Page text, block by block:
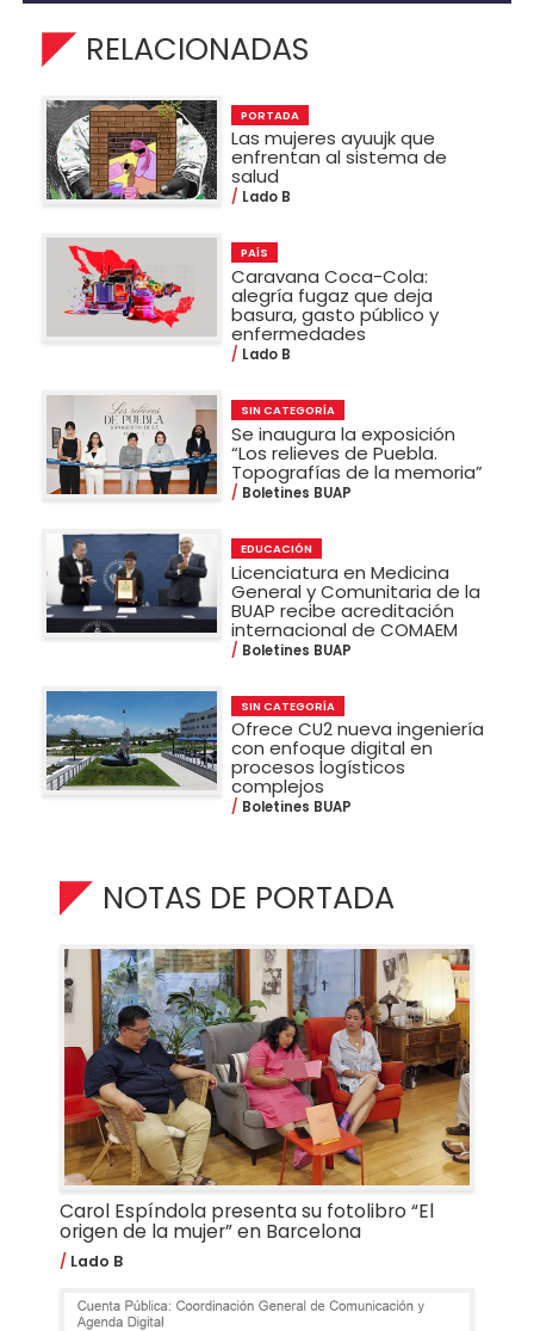
RELACIONADAS
PORTADA
Las mujeres ayuujk que
enfrentan al sistema de
salud
Lado B
PAÍS
Caravana Coca-Cola:
alegría fugaz que deja
basura, gasto público y
enfermedades
Lado B
SIN CATEGORÍA
Se inaugura la exposición
“Los relieves de Puebla.
Topografías de la memoria”
Boletines BUAP
EDUCACIÓN
Licenciatura en Medicina
General y Comunitaria de la
BUAP recibe acreditación
internacional de COMAEM
Boletines BUAP
SIN CATEGORÍA
Ofrece CU2 nueva ingeniería
con enfoque digital en
procesos logísticos
complejos
Boletines BUAP
NOTAS DE PORTADA
Carol Espíndola presenta su fotolibro “El
origen de la mujer” en Barcelona
Lado B